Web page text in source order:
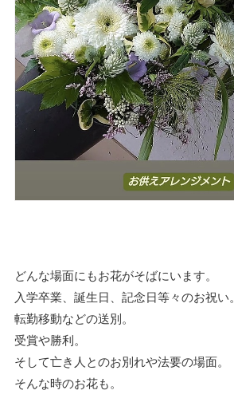
どんな場面にもお花がそばにいます。
入学卒業、誕生日、記念日等々のお祝い。
転勤移動などの送別。
受賞や勝利。
そして亡き人とのお別れや法要の場面。
そんな時のお花も。